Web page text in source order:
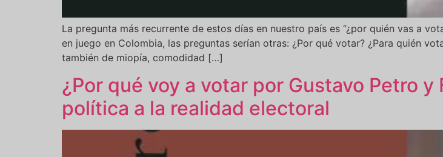
La pregunta más recurrente de estos días en nuestro país es “¿por quién vas a
en juego en Colombia, las preguntas serían otras: ¿Por qué votar? ¿Para quién
también de miopía, comodidad […]
¿Por qué voy a votar por Gustavo Petro
política a la realidad electoral